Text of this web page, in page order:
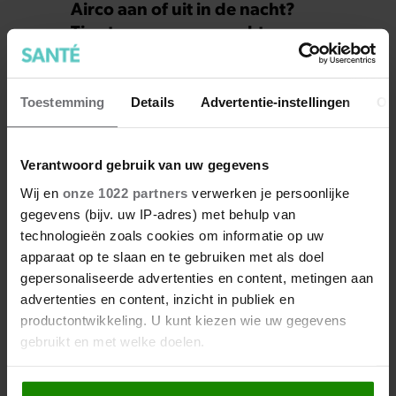
Toestemming Details Advertentie-instellingen
Verantwoord gebruik van uw gegevens
Wij en onze 1022 partners verwerken je persoonlijke
gegevens (bijv. uw IP-adres) met behulp van
technologieën zoals cookies om informatie op uw
apparaat op te slaan en te gebruiken met als doel
gepersonaliseerde advertenties en content, metingen aan
advertenties en content, inzicht in publiek en
productontwikkeling. U kunt kiezen wie uw gegevens
gebruikt en met welke doelen.
Als u het toestaat, willen we ook graag:
Airco aan of uit in de nacht?
Tips tegen warme nachten
Zó houd je je huis stofvrij